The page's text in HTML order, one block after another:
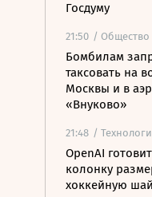
Госдуму
21:50 / Общество
Бомбилам
таксовать на
Москвы и в
«Внуково»
21:48 /
OpenAI
колонку
хоккейную